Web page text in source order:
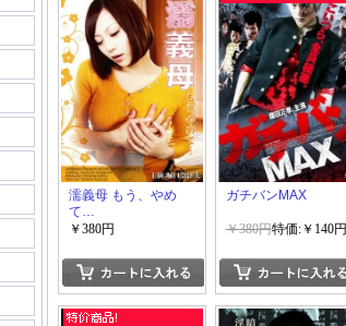
濡義母 もう、やめ
て…
￥380円
ガチバンMAX
￥380円特価:￥140円